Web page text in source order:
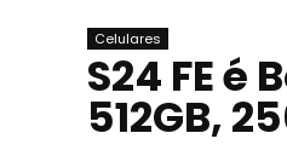
Celulares
S24 FE é
512GB,